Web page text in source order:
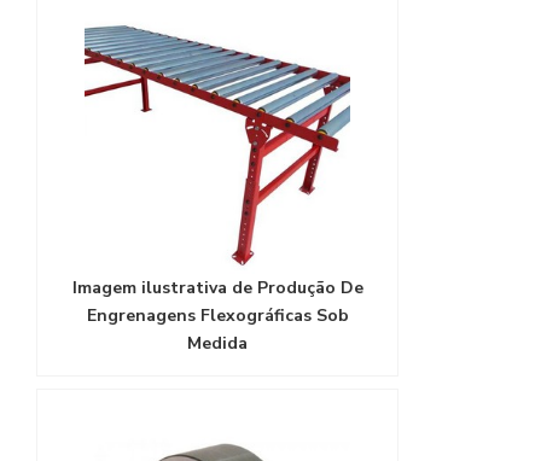
pois é preciso manter o nível de higiene
impecável dentro deste ambiente. MAIS
DETALHES IMPORTANTES SOBRE O PR...
Imagem ilustrativa de Produção De
Engrenagens Flexográficas Sob
Medida